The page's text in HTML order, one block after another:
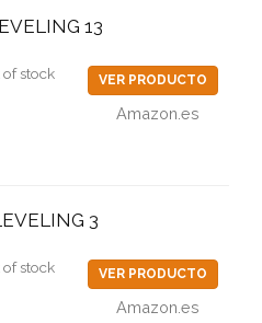
13
of stock VER PRODUCTO
Amazon.es
3
of stock VER PRODUCTO
Amazon.es